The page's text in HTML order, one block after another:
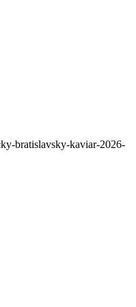
bratislavsky-kaviar-2026-